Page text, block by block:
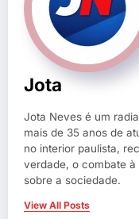
Jota
Jota Neves é um
mais de 35 anos de
no interior paulista,
verdade, o combate
sobre a sociedade.
View All Posts